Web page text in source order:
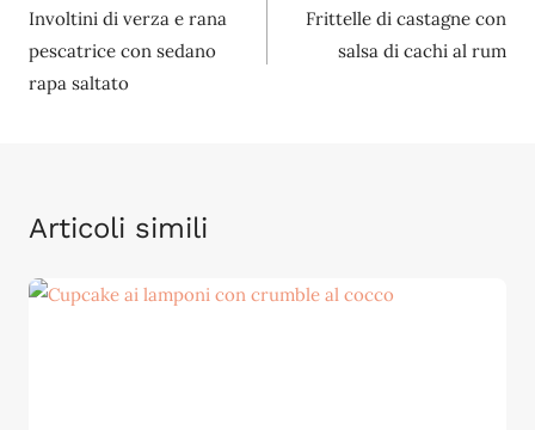
articoli
Involtini di verza e rana
pescatrice con sedano
rapa saltato
Frittelle di castagne con
salsa di cachi al rum
Articoli simili